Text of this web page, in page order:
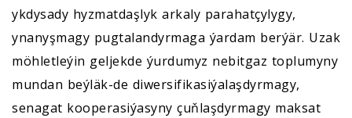
ykdysady hyzmatdaşlyk arkaly parahatçylygy,
ynanyşmagy pugtalandyrmaga ýardam berýär. Uzak
möhletleýin geljekde ýurdumyz nebitgaz toplumyny
mundan beýläk-de diwersifikasiýalaşdyrmagy,
senagat kooperasiýasyny çuňlaşdyrmagy maksat